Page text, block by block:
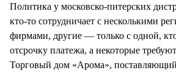
Политика у московско-питерских
кто-то сотрудничает с несколькими
фирмами, другие — только с одной,
отсрочку платежа, а некоторые
Торговый дом «Арома»,